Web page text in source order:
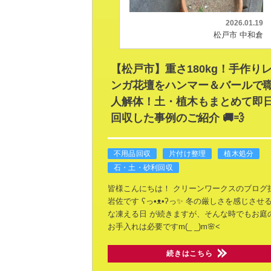
2026.01.19
松戸市 中和倉
【松戸市】重さ180kg！手作りレ
ンガ花壇をハンマー＆バールで
人解体！土・植木もまとめて即日
回収した事例のご紹介 🚚💨
不用品回収 片付け整理
植木処分
石・土・砂利回収
皆様こんにちは！
クリーンワークスのブログ
岩佐です ʕ⁠っ⁠•⁠ᴥ⁠•⁠ʔ⁠っ✨ 冬の厳しさを感じさせ
な凍える日 が続きますが、そんな時でもお庭
お手入れは必要ですm(_ _)m🌸<
続きはこちら